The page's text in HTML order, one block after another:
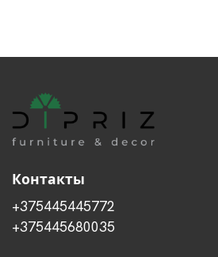
Контакты
+375445445772
+375445680035